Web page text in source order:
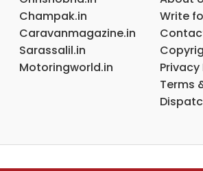
Champak.in
Caravanmagazine.in
Sarassalil.in
Motoringworld.in
Write
Privacy
Terms